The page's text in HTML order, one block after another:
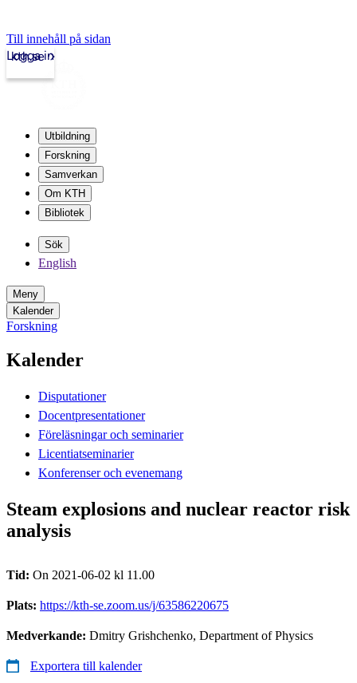
Till innehåll på sidan
kth.se
Logga in
Utbildning
Forskning
Samverkan
Om KTH
Bibliotek
Sök
English
Meny
Kalender
Forskning
Kalender
Disputationer
Docentpresentationer
Föreläsningar och seminarier
Licentiatseminarier
Konferenser och evenemang
Steam explosions and nuclear reactor risk
analysis
Tid: On 2021-06-02 kl 11.00
Plats: https://kth-se.zoom.us/j/63586220675
Medverkande: Dmitry Grishchenko, Department of Physics
Exportera till kalender